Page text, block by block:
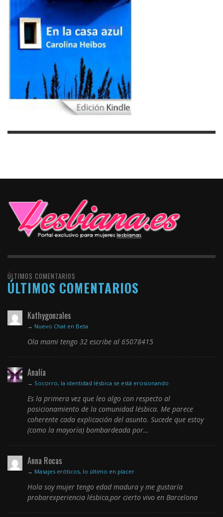
ÚLTIMOS COMENTARIOS
ÚLTIMOS COMENTARIOS
Kathygonzales
→ Nuevo Chat en Beta
Ola mami tengo 32 escribe al 65078415
Analía
→ Socorro, la identidad lésbica se está erosionando
Es la primera vez que leo algo con respecto al
posicionamiento de la comunidad lésbica. Me parece
coherente cada explicación del asunto. Sucede que estoy
(como la mayoría) bombardeada por…
Anna Rocas
→ Masajes eróticos, lo último en placer
Hola soy mujer tengo edad madura y me gustaría
probarexperiencia lésbica,por cierto vivo en Barcelona